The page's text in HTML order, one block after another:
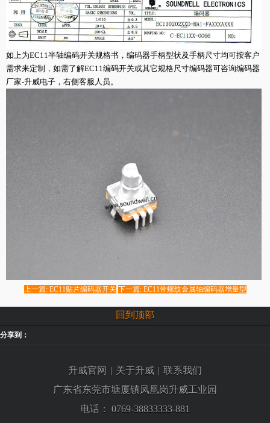
如上为EC11半轴编码开关规格书，编码器手柄型状及手柄尺寸均可按客户
需求来定制，如需了解EC11编码开关或其它规格尺寸编码器可咨询编码器
厂家-升威电子，右侧客服人员。
上一篇: EC11贴片编码器开关 下一篇: EC11带螺纹金属轴编码器增量型
回到顶部
分享到：
升威官网 关于升威
联系我们
广东省东莞市塘厦镇凤凰岗升威工业园
电话： 0769-38833333-881